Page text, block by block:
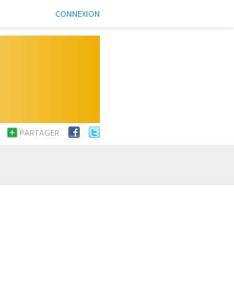
CONNEXION
PARTAGER